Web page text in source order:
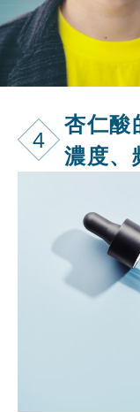
4
杏仁酸
濃度、